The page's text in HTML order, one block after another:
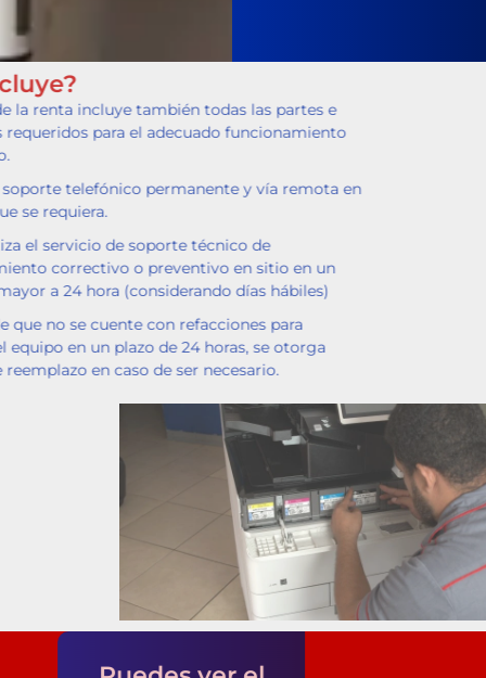
¿Qué Incluye?
El costo de la renta incluye también todas las partes e
repuestos requeridos para el adecuado funcionamiento
Se ofrece soporte telefónico permanente y vía remota en
caso de que se requiera.
Se garantiza el servicio de soporte técnico de
mantenimiento correctivo o preventivo en sitio en un
plazo no mayor a 24 hora (considerando días hábiles)
En caso de que no se cuente con refacciones para
corregir el equipo en un plazo de 24 horas, se otorga
equipo de reemplazo en caso de ser necesario.